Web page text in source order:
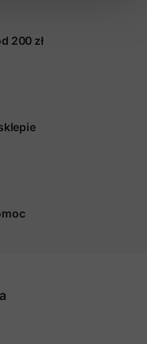
200 zł